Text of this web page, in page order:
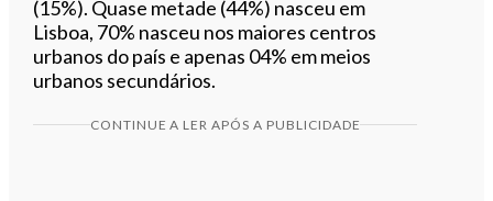
(15%). Quase metade (44%) nasceu em
Lisboa, 70% nasceu nos maiores centros
urbanos do país e apenas 04% em meios
urbanos secundários.
CONTINUE A LER APÓS A PUBLICIDADE